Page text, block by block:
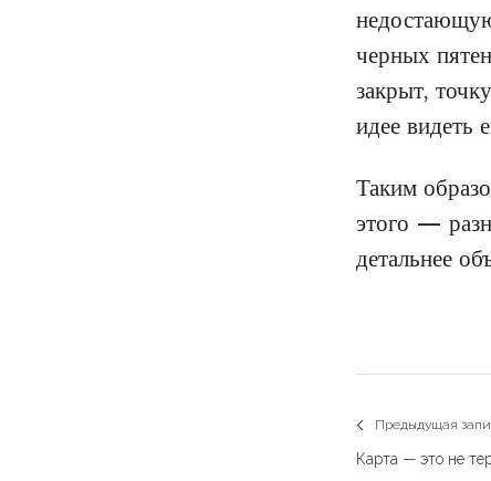
черных
закрыт,
идее видеть
Таким
этого —
детальнее
по
Предыдущая
Previous
Карта — это не